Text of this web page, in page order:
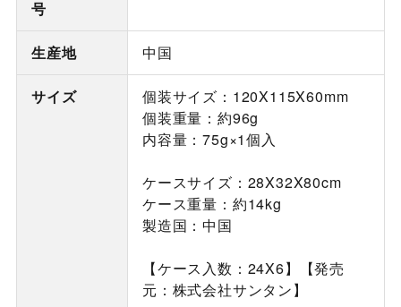
号
生産地 中国
サイズ
個装サイズ：120X115X60mm
個装重量：約96g
内容量：75g×1個入
ケースサイズ：28X32X80cm
ケース重量：約14kg
製造国：中国
【ケース入数：24X6】【発売
元：株式会社サンタン】